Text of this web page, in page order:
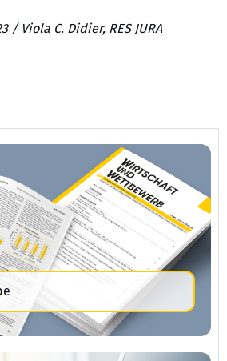
/ Viola C. Didier, RES JURA